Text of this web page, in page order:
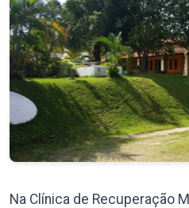
Na Clínica de Recuperação